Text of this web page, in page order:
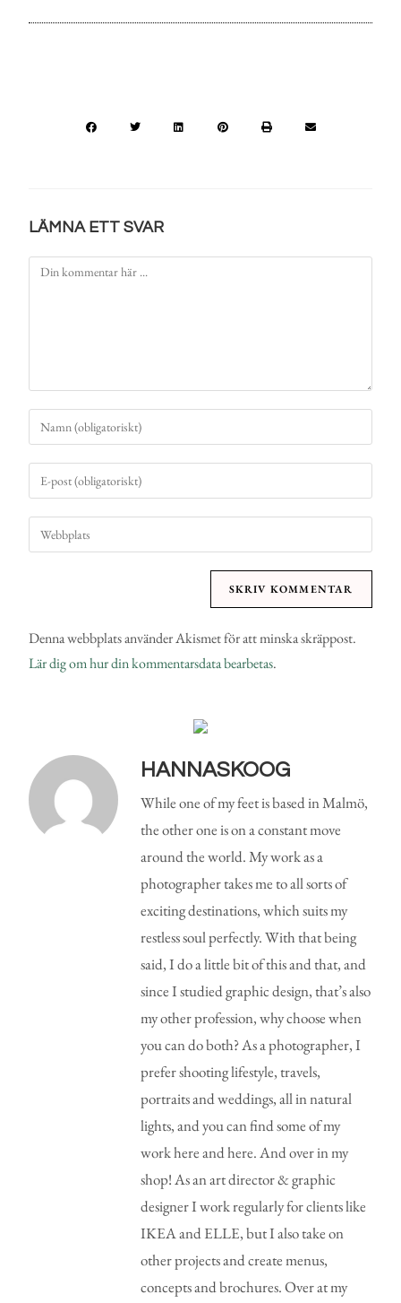
LÄMNA ETT SVAR
Denna webbplats använder Akismet för att minska skräppost.
Lär dig om hur din kommentarsdata bearbetas.
HANNASKOOG
While one of my feet is based in Malmö,
the other one is on a constant move
around the world. My work as a
photographer takes me to all sorts of
exciting destinations, which suits my
restless soul perfectly. With that being
said, I do a little bit of this and that, and
since I studied graphic design, that’s also
my other profession, why choose when
you can do both? As a photographer, I
prefer shooting lifestyle, travels,
portraits and weddings, all in natural
lights, and you can find some of my
work here and here. And over in my
shop! As an art director & graphic
designer I work regularly for clients like
IKEA and ELLE, but I also take on
other projects and create menus,
concepts and brochures. Over at my